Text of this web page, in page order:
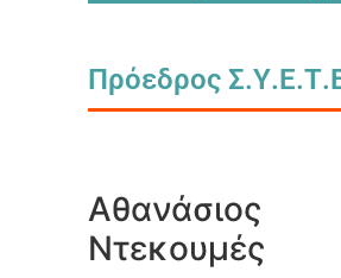
Πρόεδρος
Αθανάσιος
Ντεκουμές